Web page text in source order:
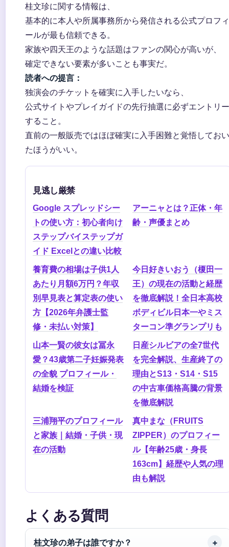
桂文珍に関する情報は、
基本的に本人や所属事務所から発信される公式プロフィ
ールが最も信頼できる。
家族や四天王のような話題はファンの関心が高いが、
確定できない要素が多いことも事実だ。
読者への提言：
独演会のチケットを確実に入手したいなら、
公式サイトやプレイガイドの先行抽選に必ずエントリー
すること。
直前の一般販売ではほぼ確実に入手困難と覚悟しておい
たほうがいい。
見逃し厳禁
Google スプレッドシー
トの使い方：初心者向け
ステップバイステップガ
イド Excelとの違い比較
アーニャとは？正体・年
齢・声優まとめ
養育費の相場は子供1人
あたり月額6万円？年収
別早見表と算定表の使い
方【2026年弁護士監
修・未払い対策】
今日好きいおう（榎田一
王）の現在の活動と経歴
を徹底解説！全日本高校
ボディビル日本一やミス
ターコン準グランプリも
山本一賢の彼女は冨永
愛？43歳第二子妊娠発表
の全貌 プロフィール・
結婚を検証
日産シルビアの全7世代
を完全解説、生産終了の
理由とS13・S14・S15
の中古車価格高騰の背景
を徹底解説
三浦翔平のプロフィール
と家族｜結婚・子供・現
在の活動
真中まな（FRUITS
ZIPPER）のプロフィー
ル【年齢25歳・身長
163cm】経歴や人気の理
由も解説
よくある質問
桂文珍の弟子は誰ですか？